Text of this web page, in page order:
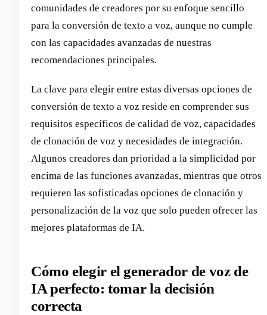
comunidades de creadores por su enfoque sencillo
para la conversión de texto a voz, aunque no cumple
con las capacidades avanzadas de nuestras
recomendaciones principales.
La clave para elegir entre estas diversas opciones de
conversión de texto a voz reside en comprender sus
requisitos específicos de calidad de voz, capacidades
de clonación de voz y necesidades de integración.
Algunos creadores dan prioridad a la simplicidad por
encima de las funciones avanzadas, mientras que otros
requieren las sofisticadas opciones de clonación y
personalización de la voz que solo pueden ofrecer las
mejores plataformas de IA.
Cómo elegir el generador de voz de
IA perfecto: tomar la decisión
correcta